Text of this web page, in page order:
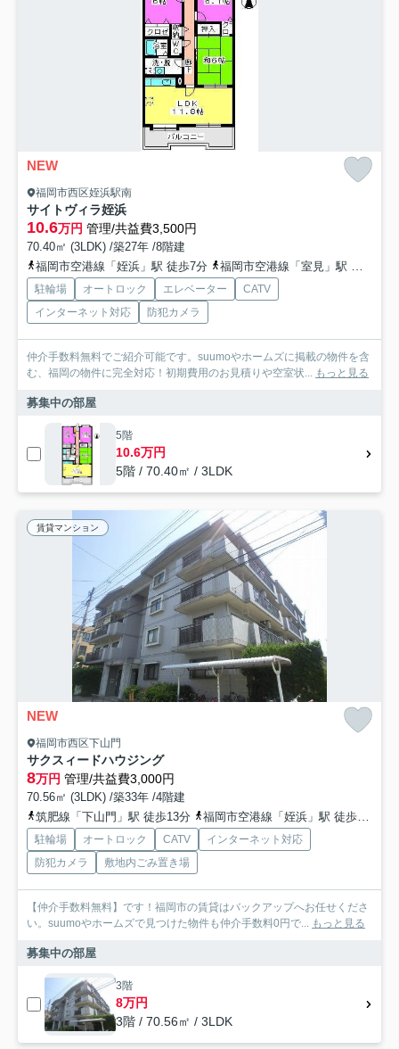
NEW
福岡市西区姪浜駅南
サイトヴィラ姪浜
10.6万円 管理/共益費3,500円
70.40㎡ (3LDK) /築27年 /8階建
福岡市空港線「姪浜」駅 徒歩7分
福岡市空港線「室見」駅 徒歩13分
駐輪場 オートロック エレベーター
CATV
インターネット対応
防犯カメラ
仲介手数料無料でご紹介可能です。suumoやホームズに掲載の物件を含
む、福岡の物件に完全対応！初期費用のお見積りや空室状... もっと見る
募集中の部屋
5階
10.6万円
5階 / 70.40㎡ / 3LDK
賃貸マンション
NEW
福岡市西区下山門
サクスィードハウジング
8万円 管理/共益費3,000円
70.56㎡ (3LDK) /築33年 /4階建
筑肥線「下山門」駅 徒歩13分
福岡市空港線「姪浜」駅 徒歩12分
駐輪場 オートロック CATV
インターネット対応
防犯カメラ
敷地内ごみ置き場
【仲介手数料無料】です！福岡市の賃貸はバックアップへお任せくださ
い。suumoやホームズで見つけた物件も仲介手数料0円で... もっと見る
募集中の部屋
3階
8万円
3階 / 70.56㎡ / 3LDK